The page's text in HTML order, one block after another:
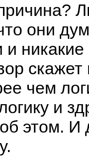
они
никакие
скажет
чем
и
этом.